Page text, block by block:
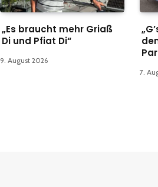
„Es braucht mehr Griaß
Di und Pfiat Di“
9. August 2026
7.